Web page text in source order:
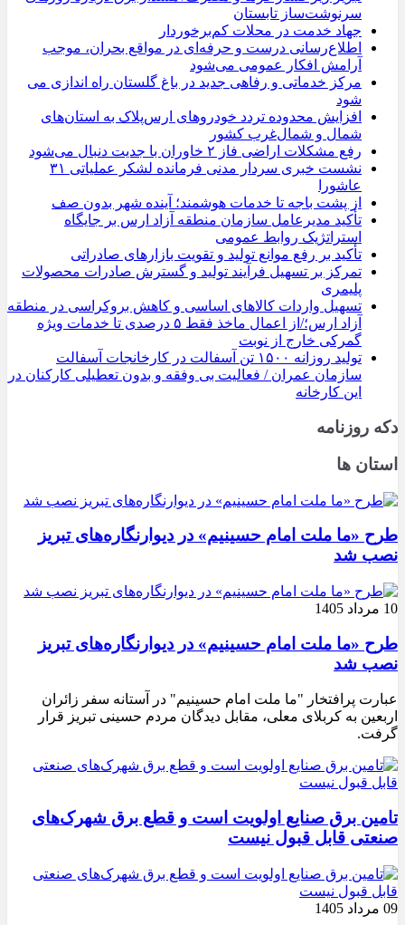
سرنوشت‌ساز تابستان
جهاد خدمت در محلات کم‌برخوردار
اطلاع‌رسانی درست و حرفه‌ای در مواقع بحران، موجب
آرامش افکار عمومی می‌شود
مرکز خدماتی و رفاهی جدید در باغ گلستان راه اندازی می
شود
افزایش محدوده تردد خودروهای ارس‌پلاک به استان‌های
شمال و شمال‌غرب کشور
رفع مشکلات اراضی فاز ۲ خاوران با جدیت دنبال می‌شود
نشست خبری سردار مدنی فرمانده لشکر عملیاتی ۳۱
عاشورا
از پشت باجه تا خدمات هوشمند؛ آینده شهر بدون صف
تأکید مدیرعامل سازمان منطقه آزاد ارس بر جایگاه
استراتژیک روابط عمومی
تأکید بر رفع موانع تولید و تقویت بازارهای صادراتی
تمرکز بر تسهیل فرآیند تولید و گسترش صادرات محصولات
پلیمری
تسهیل واردات کالاهای اساسی و کاهش بروکراسی در منطقه
آزاد ارس؛/از اعمال ماخذ فقط ۵ درصدی تا خدمات ویژه
گمرکی خارج از نوبت
تولید روزانه ۱۵۰۰ تن آسفالت در کارخانجات آسفالت
سازمان عمران / فعالیت بی وفقه و بدون تعطیلی کارکنان در
این کارخانه
دکه روزنامه
استان ها
طرح «ما ملت امام حسینیم» در دیوارنگاره‌های تبریز
نصب شد
10 مرداد 1405
طرح «ما ملت امام حسینیم» در دیوارنگاره‌های تبریز
نصب شد
عبارت پرافتخار "ما ملت امام حسینیم" در آستانه سفر زائران
اربعین به کربلای معلی، مقابل دیدگان مردم حسینی تبریز قرار
گرفت.
تامین برق صنایع اولویت است و قطع برق شهرک‌های
صنعتی قابل قبول نیست
09 مرداد 1405